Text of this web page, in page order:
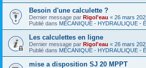
Besoin d'une calculette ?
Dernier message par Rigol'eau « 26 mars
Publié dans MÉCANIQUE - HYDRAULIQUE -
Les calculettes en ligne
Dernier message par Rigol'eau « 26 mars
Publié dans MÉCANIQUE - HYDRAULIQUE -
mise a disposition SJ 20 MPPT